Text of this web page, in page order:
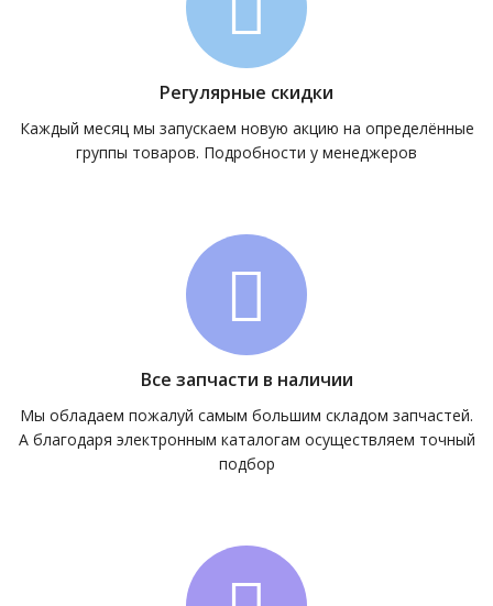
Регулярные скидки
Каждый месяц мы запускаем новую акцию на определённые
группы товаров. Подробности у менеджеров
Все запчасти в наличии
Мы обладаем пожалуй самым большим складом запчастей.
А благодаря электронным каталогам осуществляем точный
подбор